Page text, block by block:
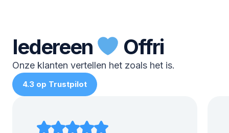
Iedereen Offri
Onze klanten vertellen het zoals het is.
4.3 op Trustpilot